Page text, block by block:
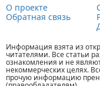
О проекте
Обратная связь
Информация взята из
читателями. Все статьи
ознакомления и не
некоммерческих целях.
прочую информацию